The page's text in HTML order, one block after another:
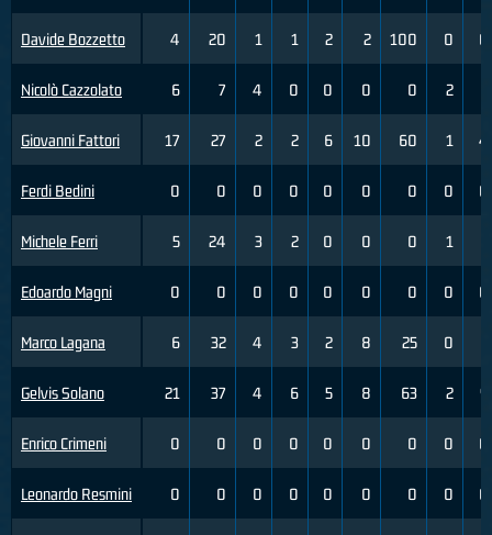
Davide Bozzetto
Nicolò Cazzolato
Giovanni Fattori
Ferdi Bedini
Michele Ferri
Edoardo Magni
Marco Lagana
Gelvis Solano
Enrico Crimeni
Leonardo Resmini
4 20 1 1 2 2 100 0 0
6 7 4 0 0 0 0 2
17 27 2 2 6 10 60 1 4
0 0 0 0 0 0 0 0 0
5 24 3 2 0 0 0 1
0 0 0 0 0 0 0 0 0
6 32 4 3 2 8 25 0
21 37 4 6 5 8 63 2 9
0 0 0 0 0 0 0 0 0
0 0 0 0 0 0 0 0 0